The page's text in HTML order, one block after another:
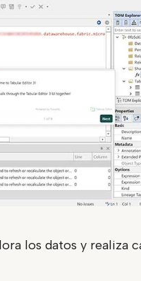
los datos y realiza